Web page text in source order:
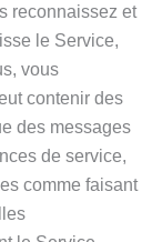
reconnaissez et
le Service,
vous
contenir des
des messages
de service,
comme faisant